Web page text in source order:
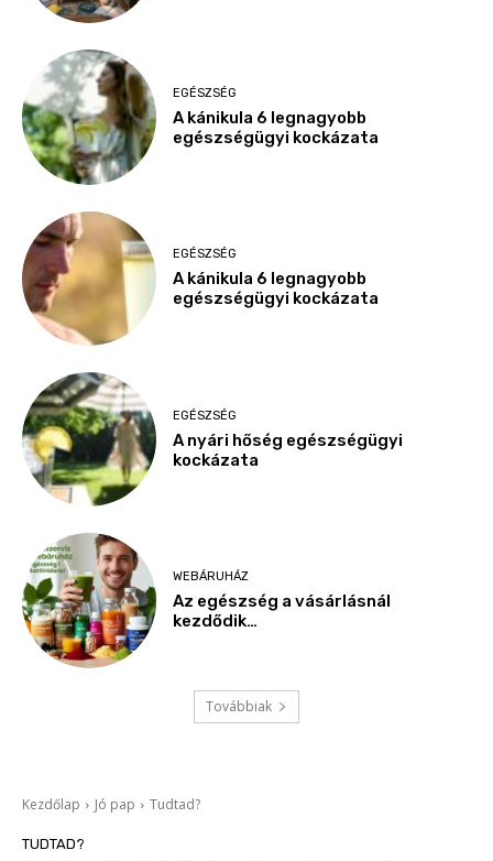
EGÉSZSÉG
A kánikula 6 legnagyobb
egészségügyi kockázata
EGÉSZSÉG
A kánikula 6 legnagyobb
egészségügyi kockázata
EGÉSZSÉG
A nyári hőség egészségügyi
kockázata
WEBÁRUHÁZ
Az egészség a vásárlásnál
kezdődik…
Továbbiak